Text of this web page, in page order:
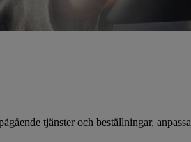
tjänster och beställningar,